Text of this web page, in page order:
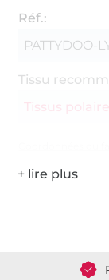
Réf.:
PATTYDOO-
Tissu
Tissus polaire